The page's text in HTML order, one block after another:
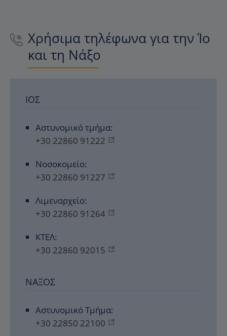
Χρήσιμα τηλέφωνα για την Ίο
και τη Νάξο
ΊΟΣ
Αστυνομικό τμήμα:
+30 22860 91222
Νοσοκομείο:
+30 22860 91227
Λιμεναρχείο:
+30 22860 91264
ΚΤΕΛ:
+30 22860 92015
ΝΆΞΟΣ
Αστυνομικό Τμήμα:
+30 22850 22100